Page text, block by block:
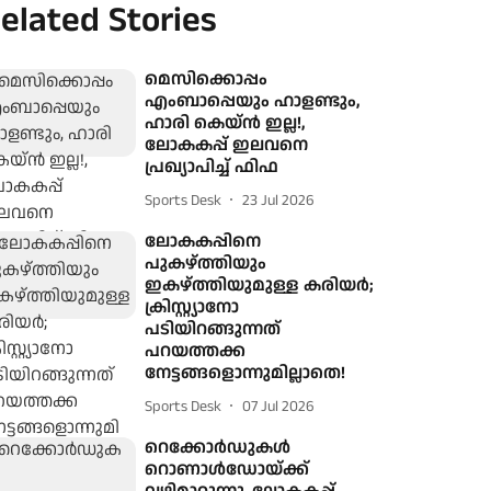
Stories
മെസിക്കൊപ്പം
എംബാപ്പെയും ഹാളണ്ടും,
ഹാരി കെയ്ൻ ഇല്ല!,
ലോകകപ്പ് ഇലവനെ
പ്രഖ്യാപിച്ച് ഫിഫ
Sports Desk 23 Jul 2026
ലോകകപ്പിനെ
പുകഴ്ത്തിയും
ഇകഴ്ത്തിയുമുള്ള കരിയർ;
ക്രിസ്റ്റ്യാനോ
പടിയിറങ്ങുന്നത്
പറയത്തക്ക
നേട്ടങ്ങളൊന്നുമില്ലാതെ!
Sports Desk 07 Jul 2026
റെക്കോര്‍ഡുകള്‍
റൊണാള്‍ഡോയ്ക്ക്